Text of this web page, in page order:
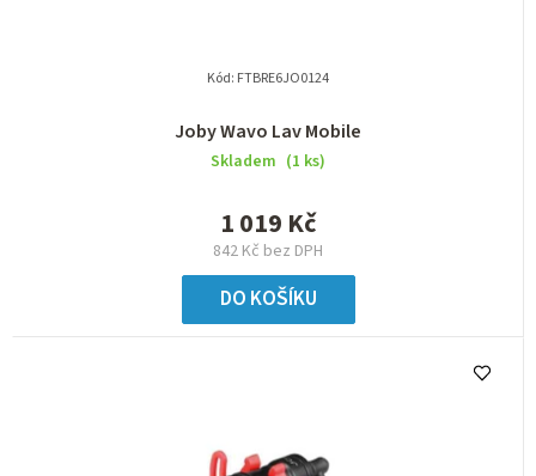
Joby Wavo Lav Mobile
Skladem (1 ks)
842 Kč bez DPH
1 019 Kč
DO KOŠÍKU
Kód: FTBRE6JO0124